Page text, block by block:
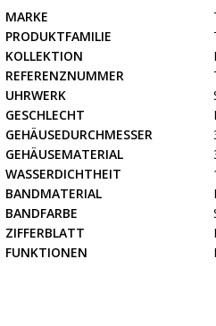
MARKE
PRODUKTFAMILIE
KOLLEKTION
REFERENZNUMMER
UHRWERK
GESCHLECHT
GEHÄUSEDURCHMESSER
GEHÄUSEMATERIAL
WASSERDICHTHEIT
BANDMATERIAL
BANDFARBE
ZIFFERBLATT
FUNKTIONEN